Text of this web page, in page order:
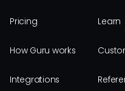
Pricing
How Guru works
Integrations
Learn